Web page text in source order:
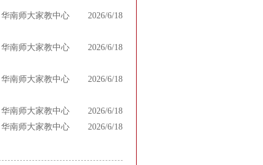
华南师大家教中心 2026/6/18
华南师大家教中心
2026/6/18
华南师大家教中心
2026/6/18
华南师大家教中心
2026/6/18
华南师大家教中心
2026/6/18